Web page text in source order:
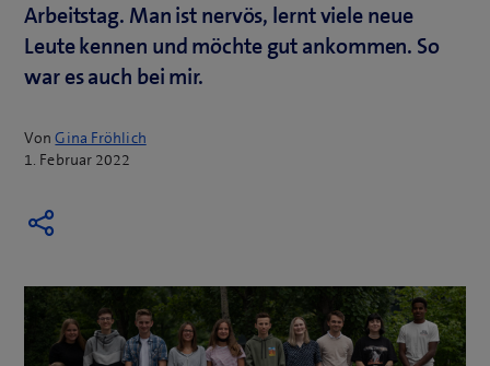
Arbeitstag. Man ist nervös, lernt viele neue
Leute kennen und möchte gut ankommen. So
war es auch bei mir.
VonGina Fröhlich
1. Februar 2022